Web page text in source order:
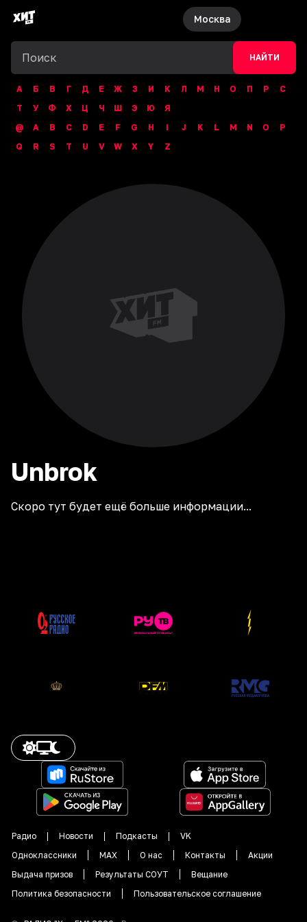
Москва
НАЙТИ
А Б В Г Д Е Ж З И К Л М Н О П Р
С
Т
У Ф Х Ц Ч Ш Э Ю
Я
@
A B C D E F G H I J K L M N O
P
Q
R S T U V W X Y Z
Unbrok
Скоро тут будет ещё больше информации...
Радио Новости Подкасты
VK
Одноклассники
MAX О нас Контакты
Акции
Выдача призов
Результаты СОУТ
Вещание
Политика безопасности
Пользовательское соглашение